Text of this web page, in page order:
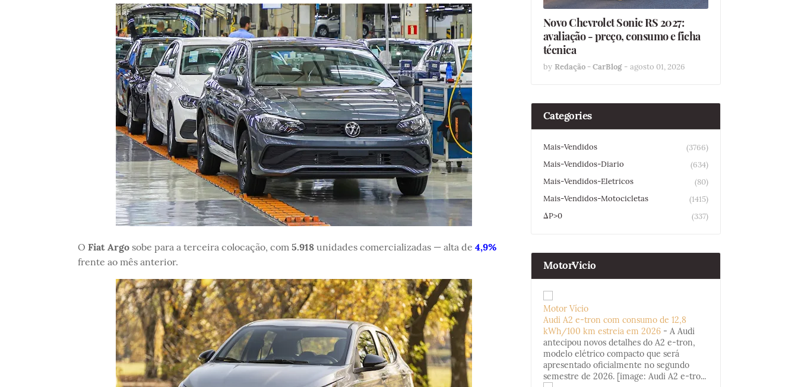
O Fiat Argosobe para a terceira colocação, com 5.918unidades comercializadas — alta de 4,9%
frente ao mês anterior.
Novo Chevrolet Sonic RS 2027:
avaliação - preço, consumo e ficha
técnica
by Redação - CarBlog - agosto 01, 2026
Categories
Mais-Vendidos
(3766)
Mais-Vendidos-Diario
(634)
Mais-Vendidos-Eletricos
(80)
Mais-Vendidos-Motocicletas
(1415)
ΔP>0
(337)
MotorVicio
Motor Vício
Audi A2 e-tron com consumo de 12,8
kWh/100 km estreia em 2026 - A Audi
antecipou novos detalhes do A2 e-tron,
modelo elétrico compacto que será
apresentado oficialmente no segundo
semestre de 2026. [image: Audi A2 e-tro...